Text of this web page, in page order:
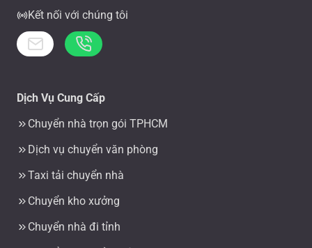
Kết nối với chúng tôi
Dịch Vụ Cung Cấp
Chuyển nhà trọn gói TPHCM
Dịch vụ chuyển văn phòng
Taxi tải chuyển nhà
Chuyển kho xưởng
Chuyển nhà đi tỉnh